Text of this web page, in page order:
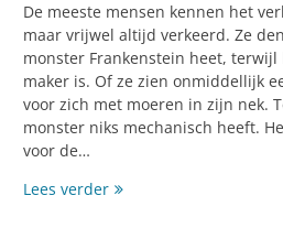
De meeste mensen kennen het
maar vrijwel altijd verkeerd. Ze
monster Frankenstein heet, terwijl
maker is. Of ze zien onmiddellijk
voor zich met moeren in zijn nek.
monster niks mechanisch heeft.
voor de…
Lees verderMonsters